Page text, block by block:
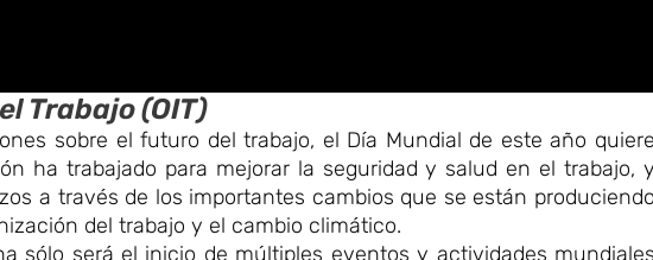
Trabajo (OIT)
sobre el futuro del trabajo, el Día Mundial de este año quiere
ha trabajado para mejorar la seguridad y salud en el trabajo, y
a través de los importantes cambios que se están produciendo
del trabajo y el cambio climático.
sólo será el inicio de múltiples eventos y actividades mundiales